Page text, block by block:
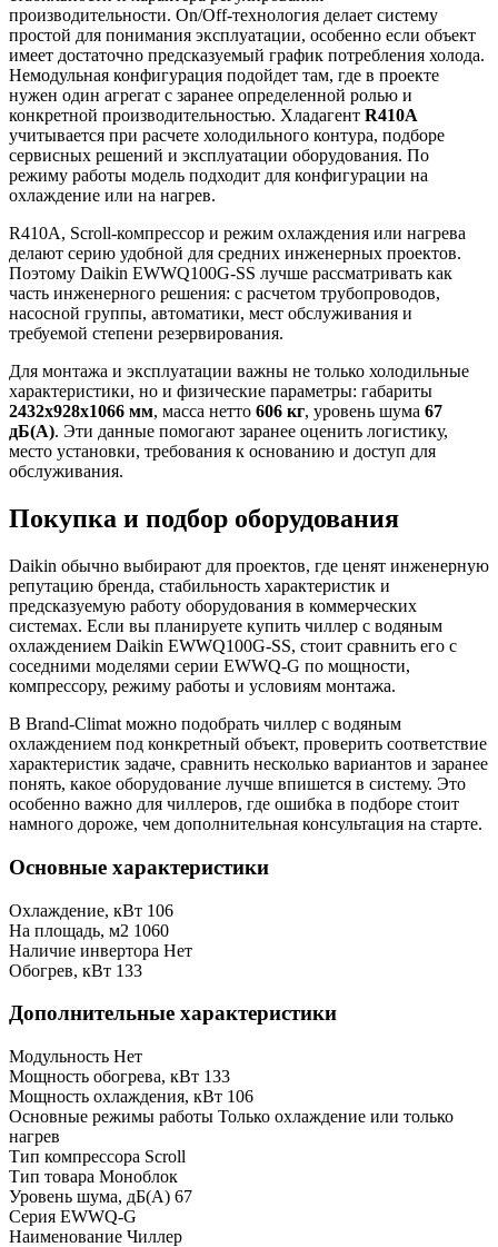
производительности. On/Off-технология делает систему
простой для понимания эксплуатации, особенно если объект
имеет достаточно предсказуемый график потребления холода.
Немодульная конфигурация подойдет там, где в проекте
нужен один агрегат с заранее определенной ролью и
конкретной производительностью. Хладагент R410A
учитывается при расчете холодильного контура, подборе
сервисных решений и эксплуатации оборудования. По
режиму работы модель подходит для конфигурации на
охлаждение или на нагрев.
R410A, Scroll-компрессор и режим охлаждения или нагрева
делают серию удобной для средних инженерных проектов.
Поэтому Daikin EWWQ100G-SS лучше рассматривать как
часть инженерного решения: с расчетом трубопроводов,
насосной группы, автоматики, мест обслуживания и
требуемой степени резервирования.
Для монтажа и эксплуатации важны не только холодильные
характеристики, но и физические параметры: габариты
2432x928x1066 мм, масса нетто 606 кг, уровень шума 67
дБ(А). Эти данные помогают заранее оценить логистику,
место установки, требования к основанию и доступ для
обслуживания.
Покупка и подбор оборудования
Daikin обычно выбирают для проектов, где ценят инженерную
репутацию бренда, стабильность характеристик и
предсказуемую работу оборудования в коммерческих
системах. Если вы планируете купить чиллер с водяным
охлаждением Daikin EWWQ100G-SS, стоит сравнить его с
соседними моделями серии EWWQ-G по мощности,
компрессору, режиму работы и условиям монтажа.
В Brand-Climat можно подобрать чиллер с водяным
охлаждением под конкретный объект, проверить соответствие
характеристик задаче, сравнить несколько вариантов и заранее
понять, какое оборудование лучше впишется в систему. Это
особенно важно для чиллеров, где ошибка в подборе стоит
намного дороже, чем дополнительная консультация на старте.
Основные характеристики
Охлаждение, кВт 106
На площадь, м2 1060
Наличие инвертора Нет
Обогрев, кВт 133
Дополнительные характеристики
Модульность Нет
Мощность обогрева, кВт 133
Мощность охлаждения, кВт 106
Основные режимы работы Только охлаждение или только
нагрев
Тип компрессора Scroll
Тип товара Моноблок
Уровень шума, дБ(А) 67
Серия EWWQ-G
Наименование Чиллер